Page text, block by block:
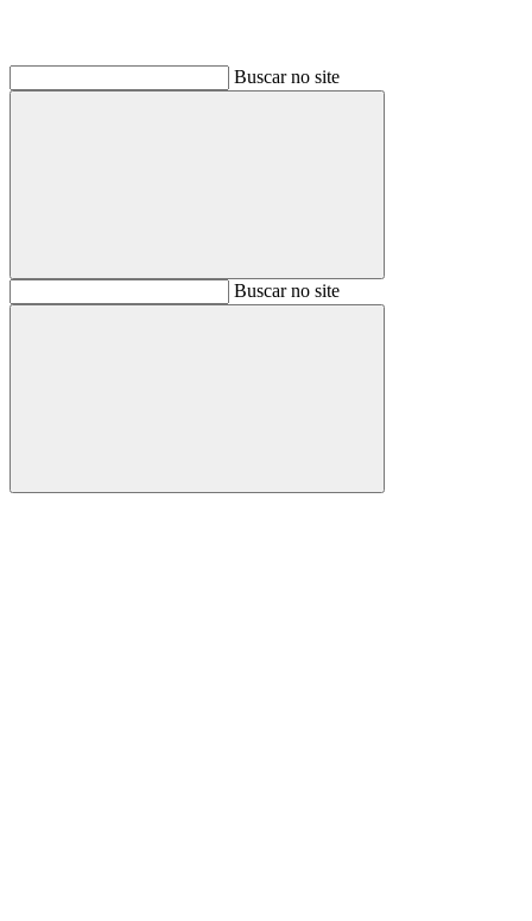
Buscar no site
BuscarBuscar no site
Buscar